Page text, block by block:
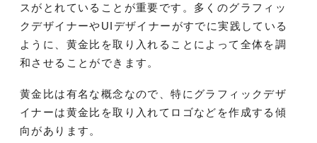
スがとれていることが重要です。多くのグラフィッ
クデザイナーやUIデザイナーがすでに実践している
ように、黄金比を取り入れることによって全体を調
和させることができます。
黄金比は有名な概念なので、特にグラフィックデザ
イナーは黄金比を取り入れてロゴなどを作成する傾
向があります。